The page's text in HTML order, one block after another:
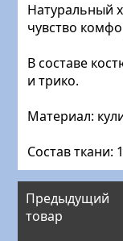
Натуральный
чувство
В составе
и трико.
Материал:
Состав ткани:
Предыдущий
товар